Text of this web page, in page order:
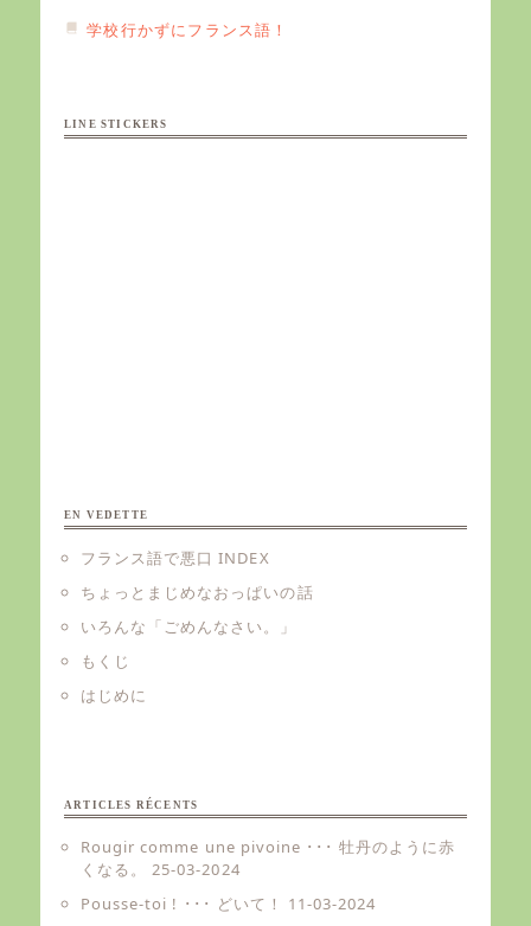
学校行かずにフランス語！
LINE STICKERS
EN VEDETTE
フランス語で悪口 INDEX
ちょっとまじめなおっぱいの話
いろんな「ごめんなさい。」
もくじ
はじめに
ARTICLES RÉCENTS
Rougir comme une pivoine ･･･ 牡丹のように赤
くなる。
25-03-2024
Pousse-toi ! ･･･ どいて！
11-03-2024